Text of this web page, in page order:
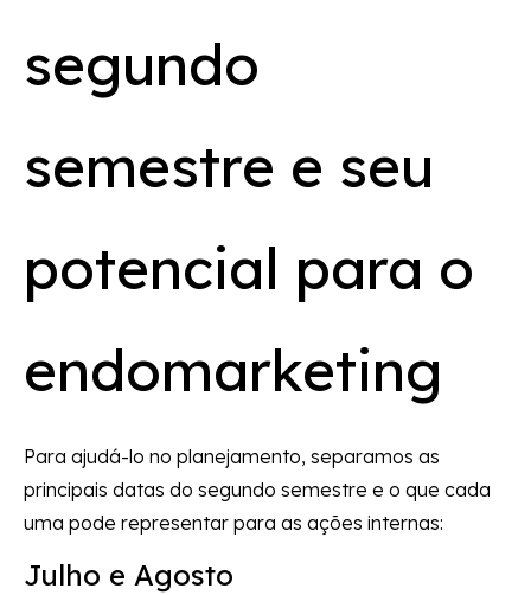
segundo
semestre e seu
potencial para o
endomarketing
Para ajudá-lo no planejamento, separamos as
principais datas do segundo semestre e o que cada
uma pode representar para as ações internas:
Julho e Agosto